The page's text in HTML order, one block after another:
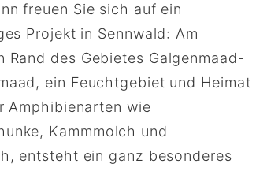
freuen Sie sich auf ein
Projekt in Sennwald: Am
Rand des Gebietes Galgenmaad-
ein Feuchtgebiet und Heimat
Amphibienarten wie
Kammmolch und
entsteht ein ganz besonderes